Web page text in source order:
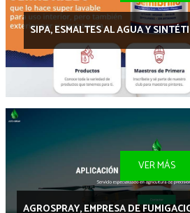
SIPA, ESMALTES AL AGUA Y
VER MÁS
AGROSPRAY, EMPRESA DE